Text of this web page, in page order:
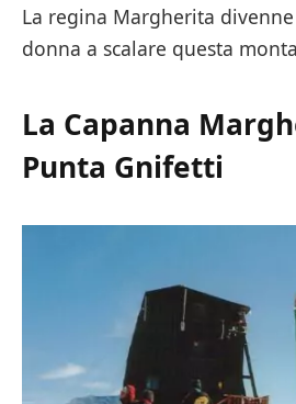
La regina Margherita
donna a scalare questa
La Capanna
Punta Gnifetti